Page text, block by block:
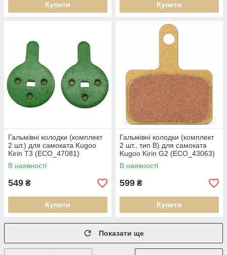
Купити Купити
Гальмівні колодки (комплект
2 шт.) для самоката Kugoo
Kirin T3 (ECO_47081)
В наявності
549 ₴
Купити
Гальмівні колодки (комплект
2 шт., тип B) для самоката
Kugoo Kirin G2 (ECO_43063)
В наявності
599 ₴
Купити
Показати ще